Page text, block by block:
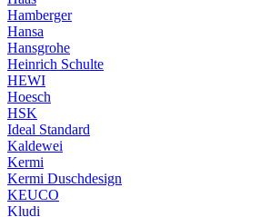
Hamberger
Hansa
Hansgrohe
Heinrich Schulte
HEWI
Hoesch
HSK
Ideal Standard
Kaldewei
Kermi
Kermi Duschdesign
KEUCO
Kludi